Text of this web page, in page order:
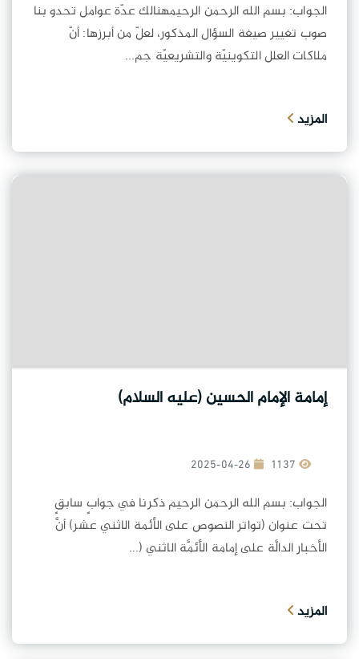
الجواب: بسم الله الرحمن الرحيمهنالك عدّة عوامل تحدو بنا
صوب تغيير صيغة السؤال المذكور، لعلّ من أبرزها: أنّ
ملاكات العلل التكوينيّة والتشريعيّة جم...
المزيد
إمامة الإمام الحسين (عليه السلام)
2025-04-26
الجواب: بسم الله الرحمن الرحيم ذكرنا في جوابٍ سابقٍ
تحت عنوان (تواتر النصوص على الأئمة الاثني عشر) أنَّ
الأخبار الدالَّة على إمامة الأئمَّة الاثني (...
المزيد